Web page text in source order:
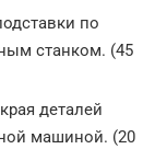
по
станком. (45
деталей
машиной. (20